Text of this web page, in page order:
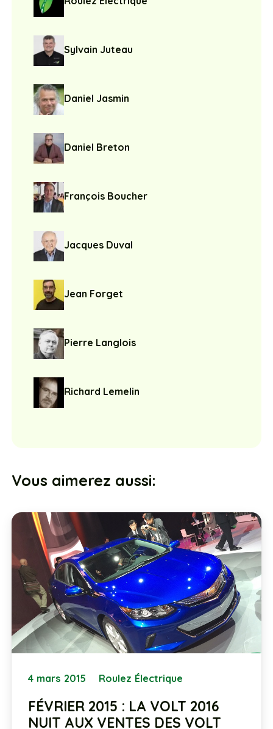
Sylvain Juteau
Daniel Jasmin
Daniel Breton
François Boucher
Jacques Duval
Jean Forget
Pierre Langlois
Richard Lemelin
Vous aimerez aussi:
4 mars 2015 Roulez Électrique
FÉVRIER 2015 : LA VOLT 2016
NUIT AUX VENTES DES VOLT